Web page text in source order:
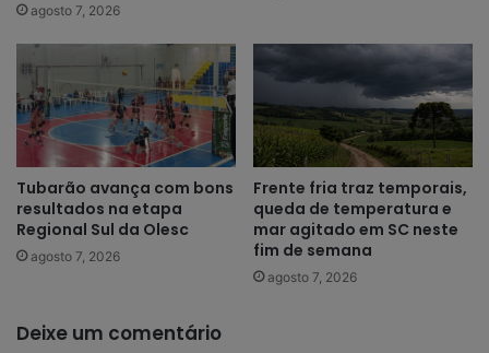
agosto 7, 2026
Tubarão avança com bons
resultados na etapa
Regional Sul da Olesc
agosto 7, 2026
Frente fria traz temporais,
queda de temperatura e
mar agitado em SC neste
fim de semana
agosto 7, 2026
Deixe um comentário